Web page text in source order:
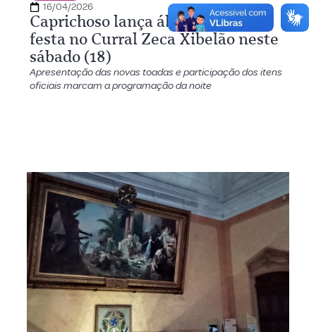
16/04/2026
Caprichoso lança álbum 2026 em
festa no Curral Zeca Xibelão neste
sábado (18)
Apresentação das novas toadas e participação dos itens
oficiais marcam a programação da noite